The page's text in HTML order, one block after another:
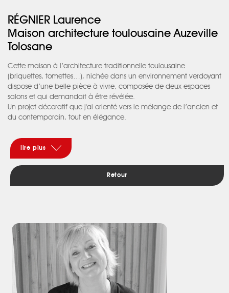
RÉGNIER Laurence
Maison architecture toulousaine Auzeville
Tolosane
Cette maison à l’architecture traditionnelle toulousaine
(briquettes, tomettes…), nichée dans un environnement verdoyant
dispose d’une belle pièce à vivre, composée de deux espaces
salons et qui demandait à être révélée.
Un projet décoratif que j'ai orienté vers le mélange de l’ancien et
du contemporain, tout en élégance.
niveau des matières brutes, ont été le fil conducteur du projet en
harmonie avec la nature présente autour de la maison, à
chaque ouverture de fenêtres…
Un papier peint graphique aux tonalités vertes et camel renforce
le contraste ancien/ moderne et donne du rythme à l’ensemble.
décoration aux tonalités noires renforcent le côté chic des pièces
à vivre.
Afin de sublimer cet intérieur cossu, j’ai également dessiné et
conçu l’aménagement sur mesure autour de la télévision en
remplacement de portes anciennes qui cachaient un intérieur
non aménagé. Ainsi, fonctionnalité et esthétique sont conciliées
lire plus
Retour